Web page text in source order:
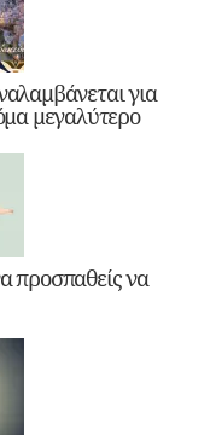
για
μεγαλύτερο
προσπαθείς να